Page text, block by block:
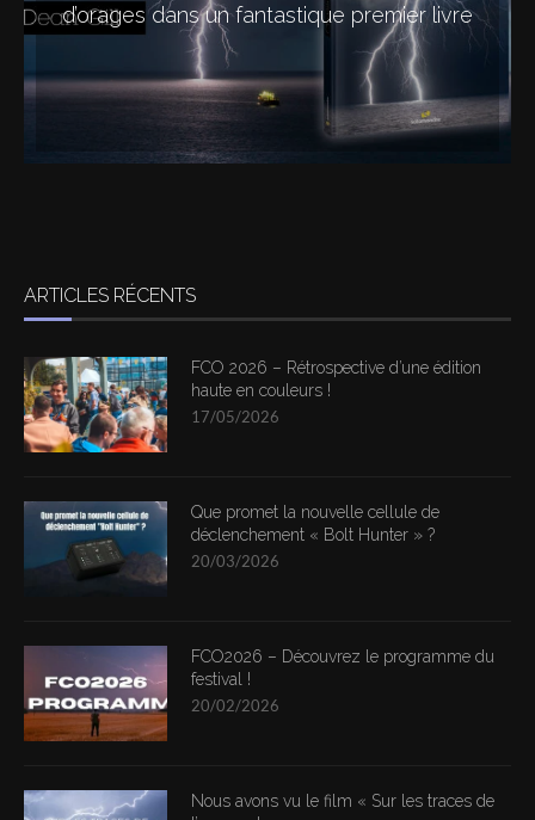
d’orages dans un fantastique premier livre
ARTICLES RÉCENTS
FCO 2026 – Rétrospective d’une édition
haute en couleurs !
17/05/2026
Que promet la nouvelle cellule de
déclenchement « Bolt Hunter » ?
20/03/2026
FCO2026 – Découvrez le programme du
festival !
20/02/2026
Nous avons vu le film « Sur les traces de